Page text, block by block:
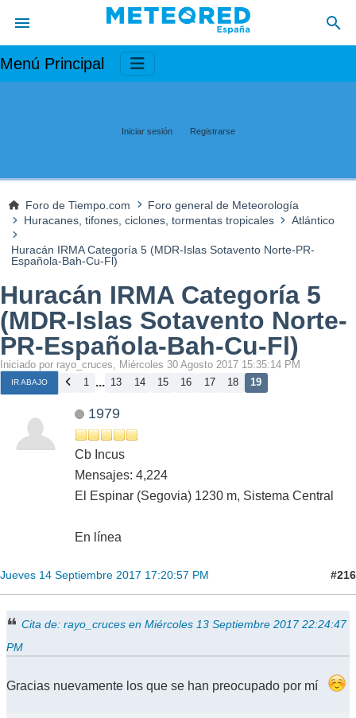
Menú Principal
Iniciar sesión Registrarse
Foro de Tiempo.com
Foro general de Meteorología
Huracanes, tifones, ciclones, tormentas tropicales
Atlántico
Huracán IRMA Categoría 5 (MDR-Islas Sotavento Norte-PR-
Española-Bah-Cu-Fl)
Huracán IRMA Categoría 5
(MDR-Islas Sotavento Norte-
PR-Española-Bah-Cu-Fl)
Iniciado por rayo_cruces, Miércoles 30 Agosto 2017 15:35:14 PM
IR ABAJO 1 ... 13 14 15 16 17 18 19
1979
Cb Incus
Mensajes: 4,224
El Espinar (Segovia) 1230 m, Sistema Central
En línea
Jueves 14 Septiembre 2017 17:20:57 PM #216
Cita de: rayo_cruces en Miércoles 13 Septiembre 2017 22:24:47
PM
Gracias nuevamente los que se han preocupado por mí